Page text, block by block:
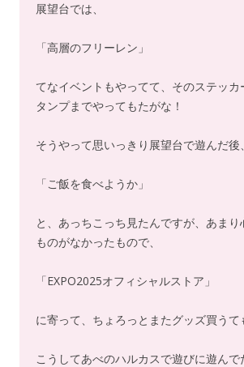
展望台では、
「高層のフリーレン」
てなイベントもやってて、そのステッカ
タンプまでやってもたがな！
そうやって思いっきり展望台で遊んだ後、
「ご飯を食べようか」
と、あっちこっち見たんですが、あまり
ものがなかったもので、
「EXPO2025オフィシャルストア」
に寄って、ちょろっとまたグッズ買うて
こうしてあべのハルカスで遊びに遊んで